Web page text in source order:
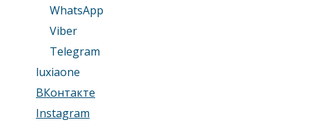
WhatsApp
Viber
Telegram
luxiaone
ВКонтакте
Instagram